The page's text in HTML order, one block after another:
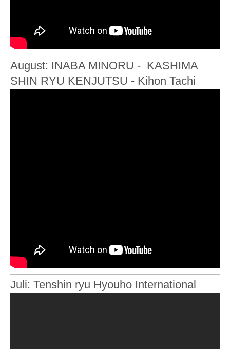
August: INABA MINORU - KASHIMA
SHIN RYU KENJUTSU - Kihon Tachi
Juli: Tenshin ryu Hyouho International